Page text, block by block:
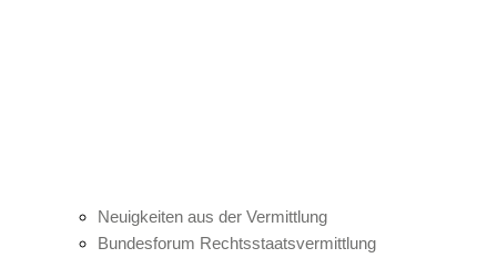
Neuigkeiten aus der Vermittlung
Bundesforum Rechtsstaatsvermittlung